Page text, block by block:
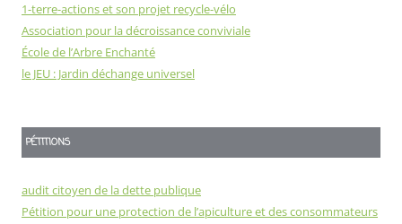
1-terre-actions et son projet recycle-vélo
Association pour la décroissance conviviale
École de l’Arbre Enchanté
le JEU : Jardin déchange universel
PÉTITIONS
audit citoyen de la dette publique
Pétition pour une protection de l’apiculture et des consommateurs